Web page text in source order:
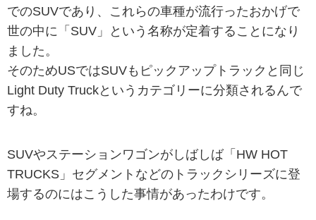
でのSUVであり、これらの車種が流行ったおかげで
世の中に「SUV」という名称が定着することになり
ました。
そのためUSではSUVもピックアップトラックと同じ
Light Duty Truckというカテゴリーに分類されるんで
すね。
SUVやステーションワゴンがしばしば「HW HOT
TRUCKS」セグメントなどのトラックシリーズに登
場するのにはこうした事情があったわけです。